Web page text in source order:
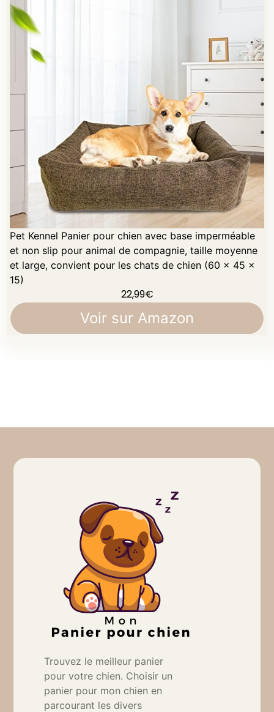
Pet Kennel Panier pour chien avec base imperméable
et non slip pour animal de compagnie, taille moyenne
et large, convient pour les chats de chien (60 x 45 x
15)
22,99€
Voir sur Amazon
Trouvez le meilleur panier
pour votre chien. Choisir un
panier pour mon chien en
parcourant les divers